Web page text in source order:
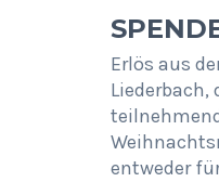
Erlös aus
entweder